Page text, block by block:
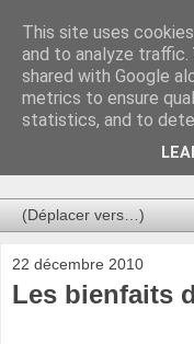
Au bistro
La connerie étant le
entrevoir une parcelle
de communication
22 décembre 2010
Les bienfaits
This site uses
and to analyze traffic.
shared with Google
metrics to ensure
statistics, and to